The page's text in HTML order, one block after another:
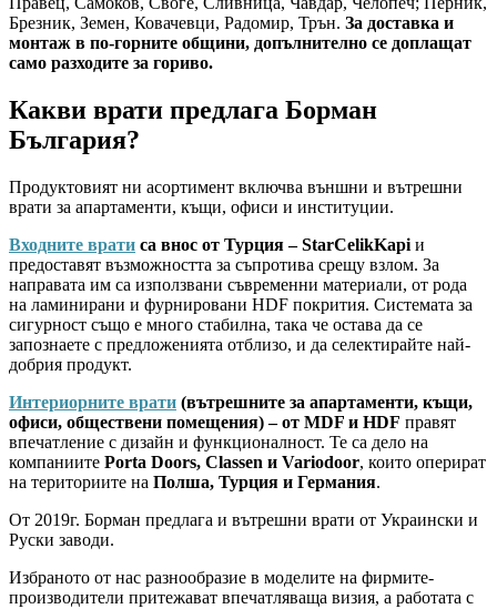
Брезник, Земен, Ковачевци, Радомир, Трън. За доставка и
монтаж в по-горните общини, допълнително се доплащат
само разходите за гориво.
Какви врати предлага Борман
България?
Продуктовият ни асортимент включва външни и вътрешни
врати за апартаменти, къщи, офиси и институции.
Входните врати са внос от Турция – StarCelikKapi и
предоставят възможността за съпротива срещу взлом. За
направата им са използвани съвременни материали, от рода
на ламинирани и фурнировани HDF покрития. Системата за
сигурност също е много стабилна, така че остава да се
запознаете с предложенията отблизо, и да селектирайте най-
добрия продукт.
Интериорните врати (вътрешните за апартаменти, къщи,
офиси, обществени помещения) – от MDF и HDF правят
впечатление с дизайн и функционалност. Те са дело на
компаниите Porta Doors, Classen и Variodoor, които оперират
на териториите на Полша, Турция и Германия.
От 2019г. Борман предлага и вътрешни врати от Украински и
Руски заводи.
Избраното от нас разнообразие в моделите на фирмите-
производители притежават впечатляваща визия, а работата с